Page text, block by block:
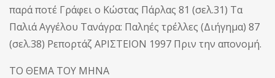
παρά ποτέ Γράφει ο Κώστας Πάρλας 81 (σελ.31) Τα
Παλιά Αγγέλου Τανάγρα: Παληές τρέλλες (Διήγημα) 87
(σελ.38) Ρεπορτάζ ΑΡΙΣΤΕΙΟΝ 1997 Πριν την απονομή.
ΤΟ ΘΕΜΑ ΤΟΥ ΜΗΝΑ